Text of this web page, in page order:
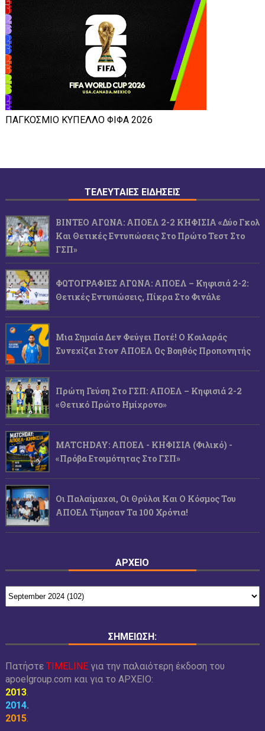
ΠΑΓΚΟΣΜΙΟ ΚΥΠΕΛΛΟ ΦΙΦΑ 2026
ΤΕΛΕΥΤΑΙΕΣ ΕΙΔΗΣΕΙΣ
ΒΙΝΤΕΟ ΑΓΩΝΑ: ΑΠΟΕΛ 2-2 ΚΗΦΙΣΙΑ «Δύο Γκολ
Και Θετικές Εντυπώσεις Στο Πρώτο Τεστ Στο
ΓΣΠ»
ΦΩΤΟΓΡΑΦΙΕΣ ΑΓΩΝΑ: ΑΠΟΕΛ – Κηφισιά 2-2:
Θετικές Εντυπώσεις, Πίκρα Στο Φινάλε
Μια Σημαία Δεν Φεύγει Ποτέ! Ο Κοιλαράς
Συνεχίζει Στον ΑΠΟΕΛ Ως Βοηθός Προπονητής
Πρώτη Γεύση Στο ΓΣΠ: ΑΠΟΕΛ – Κηφισιά 2-2
«Θετικό Πρώτο Ημίχρονο»
MATCHDAY: ΑΠΟΕΛ - ΚΗΦΙΣΙΑ (φιλικό) -
«Πρόβα Ετοιμότητας Στο ΓΣΠ»
Οι Παλαίμαχοι, Οι Θρύλοι Και Ο Κόσμος Του
ΑΠΟΕΛ Τίμησαν Τα 100 Χρόνια!
ΑΡΧΕΙΟ
ΣΗΜΕΙΩΣΗ:
Πατήστε TIMELINEγια την παλαιότερη έκδοση του
apoelgroup.com και για το ΑΡΧΕΙΟ:
2013.
2014.
2015.